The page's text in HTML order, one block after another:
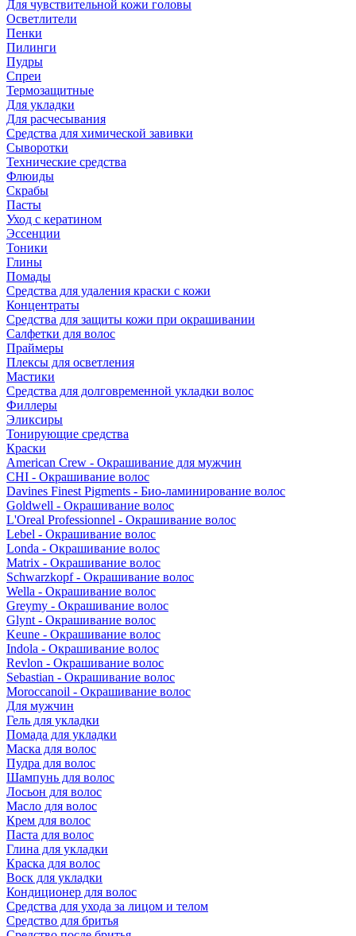
Для чувствительной кожи головы
Осветлители
Пенки
Пилинги
Пудры
Спреи
Термозащитные
Для укладки
Для расчесывания
Средства для химической завивки
Сыворотки
Технические средства
Флюиды
Скрабы
Пасты
Уход с кератином
Эссенции
Тоники
Глины
Помады
Средства для удаления краски с кожи
Концентраты
Средства для защиты кожи при окрашивании
Салфетки для волос
Праймеры
Плексы для осветления
Мастики
Средства для долговременной укладки волос
Филлеры
Эликсиры
Тонирующие средства
Краски
American Crew - Окрашивание для мужчин
CHI - Окрашивание волос
Davines Finest Pigments - Био-ламинирование волос
Goldwell - Окрашивание волос
L'Oreal Professionnel - Окрашивание волос
Lebel - Окрашивание волос
Londa - Окрашивание волос
Matrix - Окрашивание волос
Schwarzkopf - Окрашивание волос
Wella - Окрашивание волос
Greymy - Окрашивание волос
Glynt - Окрашивание волос
Keune - Окрашивание волос
Indola - Окрашивание волос
Revlon - Окрашивание волос
Sebastian - Окрашивание волос
Moroccanoil - Окрашивание волос
Для мужчин
Гель для укладки
Помада для укладки
Маска для волос
Пудра для волос
Шампунь для волос
Лосьон для волос
Масло для волос
Крем для волос
Паста для волос
Глина для укладки
Краска для волос
Воск для укладки
Кондиционер для волос
Средства для ухода за лицом и телом
Средство для бритья